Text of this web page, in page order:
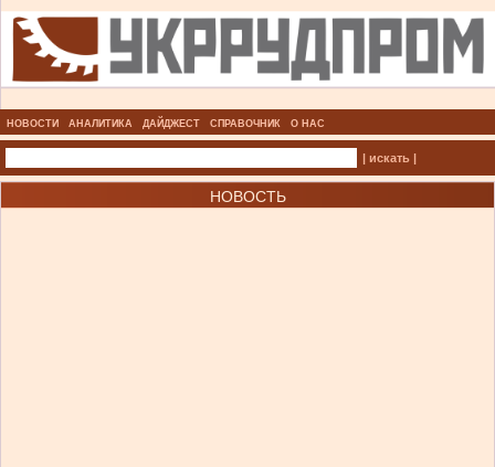
НОВОСТИ АНАЛИТИКА ДАЙДЖЕСТ СПРАВОЧНИК О НАС
| искать |
НОВОСТЬ